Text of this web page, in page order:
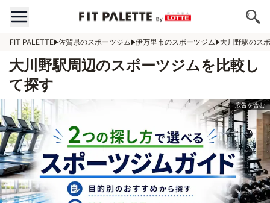
FIT PALETTE 佐賀県のスポーツジム 伊万里市のスポーツジム 大川野駅のス
大川野駅周辺のスポーツジムを比較し
て探す